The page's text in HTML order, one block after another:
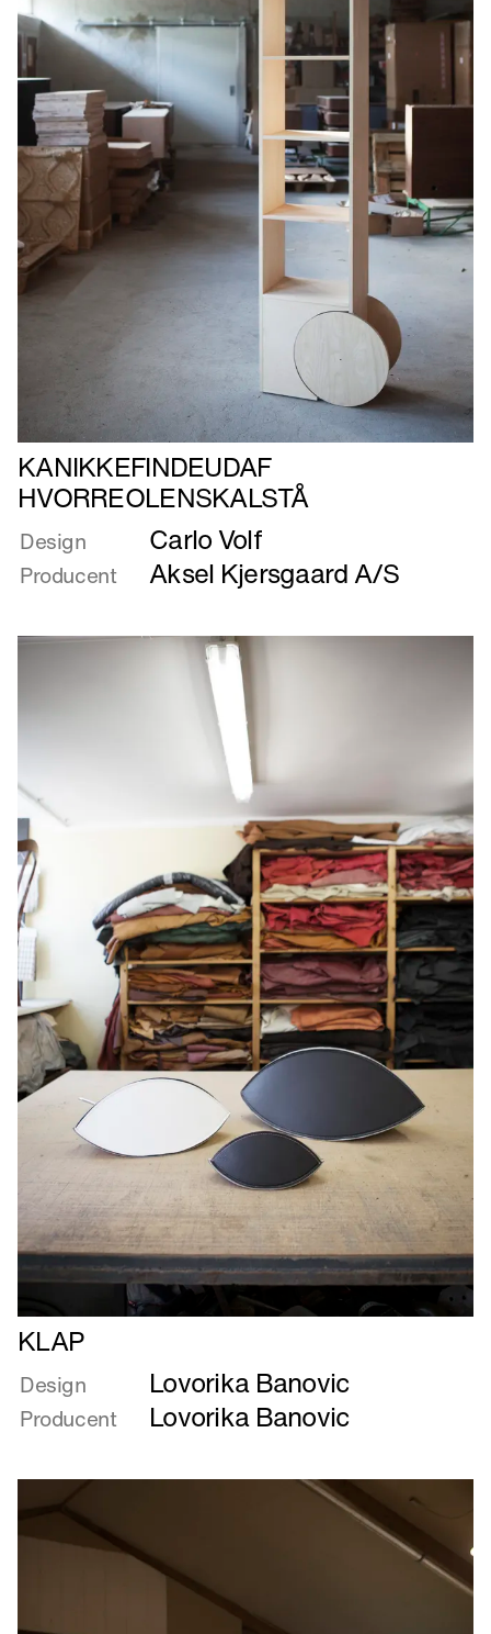
Læs
mere
om
KANIKKEFINDEUDAF
HVORREOLENSKALSTÅ
KANIKKEFINDEUDAF
HVORREOLENSKALSTÅ
Design Carlo Volf
Producent Aksel Kjersgaard A/S
Læs
mere
om
KLAP
KLAP
Design Lovorika Banovic
Producent Lovorika Banovic